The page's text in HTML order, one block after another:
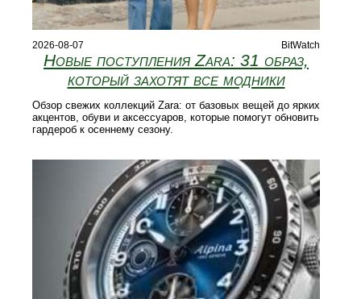
2026-08-07 BitWatch
Новые поступления Zara: 31 образ,
который захотят все модники
Обзор свежих коллекций Zara: от базовых вещей до ярких
акцентов, обуви и аксессуаров, которые помогут обновить
гардероб к осеннему сезону.